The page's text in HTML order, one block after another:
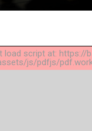
load script at: https://
js/pdfjs/